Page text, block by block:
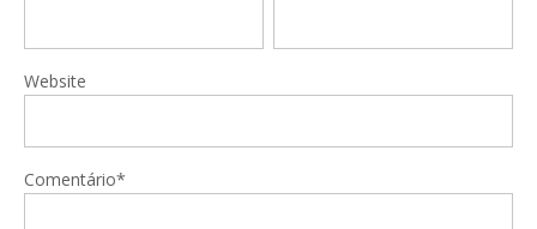
Website
Comentário*